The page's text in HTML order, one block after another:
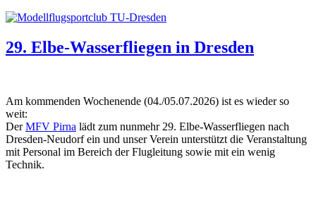
29. Elbe-Wasserfliegen in Dresden
Am kommenden Wochenende (04./05.07.2026) ist es wieder so
weit:
DerMFV Pirna lädt zum nunmehr 29. Elbe-Wasserfliegen nach
Dresden-Neudorf ein und unser Verein unterstützt die Veranstaltung
mit Personal im Bereich der Flugleitung sowie mit ein wenig
Technik.